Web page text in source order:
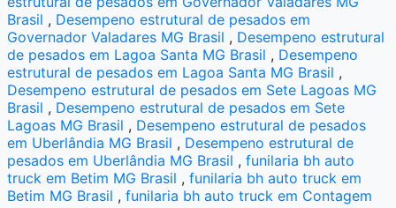
Brasil , Desempeno estrutural de pesados em
Governador Valadares MG Brasil , Desempeno estrutural
de pesados em Lagoa Santa MG Brasil , Desempeno
estrutural de pesados em Lagoa Santa MG Brasil ,
Desempeno estrutural de pesados em Sete Lagoas MG
Brasil , Desempeno estrutural de pesados em Sete
Lagoas MG Brasil , Desempeno estrutural de pesados
em Uberlândia MG Brasil , Desempeno estrutural de
pesados em Uberlândia MG Brasil ,funilaria bh auto
truck em Betim MG Brasil ,funilaria bh auto truck em
Betim MG Brasil ,funilaria bh auto truck em Contagem